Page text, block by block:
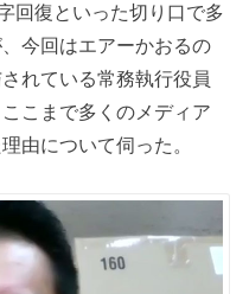
回復といった切り口で多
今回はエアーかおるの
れている常務執行役員
こまで多くのメディア
由について伺った。